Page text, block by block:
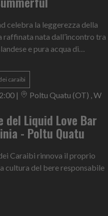
celebra la leggerezza della
raffinata nata dall’incontro tra
e pura acqua di
caraibi
|
Poltu Quatu (OT) , W
Liquid Love Bar
- Poltu Quatu
Caraibi rinnova il proprio
cultura del bere responsabile